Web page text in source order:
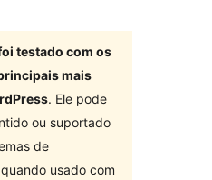
testado com os
mais
. Ele pode
ou suportado
de
usado com